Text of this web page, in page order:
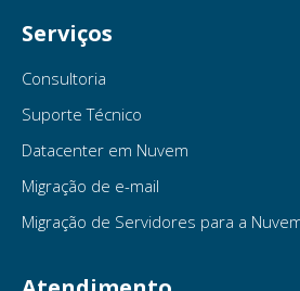
Serviços
Consultoria
Suporte Técnico
Datacenter em Nuvem
Migração de e-mail
Migração de Servidores para a